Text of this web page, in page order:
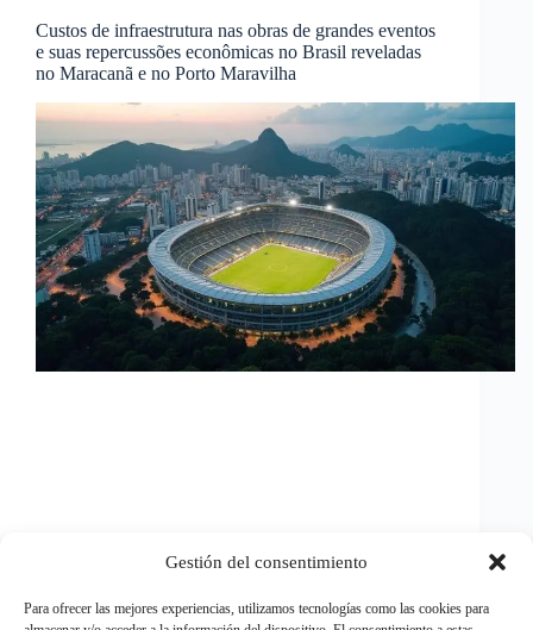
Gestión del consentimiento
Para ofrecer las mejores experiencias, utilizamos tecnologías como las cookies para
Custos de infraestrutura nas obras de grandes eventos
e suas repercussões econômicas no Brasil reveladas
no Maracanã e no Porto Maravilha
obras de grandes eventos e suas repercussões